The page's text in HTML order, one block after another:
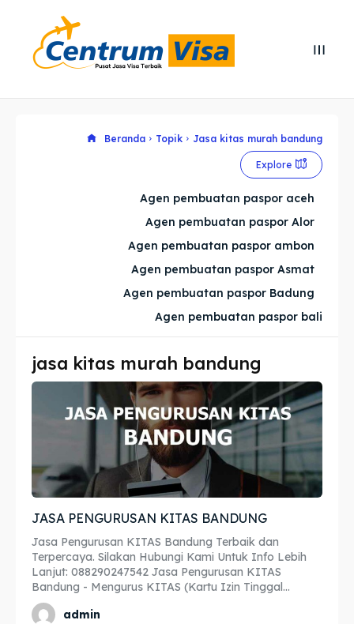
Cari
Cari
Explore our destinations
Imta
Legalisir
Penerjemah
Asuransi
Blog
Explore our destinations
Imta
Legalisir
Penerjemah
Asuransi
Blog
Beranda Topik Jasa kitas murah bandung
Explore
Agen pembuatan paspor aceh
Agen pembuatan paspor Alor
Agen pembuatan paspor ambon
Agen pembuatan paspor Asmat
Agen pembuatan paspor Badung
Agen pembuatan paspor bali
jasa kitas murah bandung
JASA PENGURUSAN KITAS BANDUNG
Jasa Pengurusan KITAS Bandung Terbaik dan
Terpercaya. Silakan Hubungi Kami Untuk Info Lebih
Lanjut: 088290247542 Jasa Pengurusan KITAS
Bandung - Mengurus KITAS (Kartu Izin Tinggal...
admin